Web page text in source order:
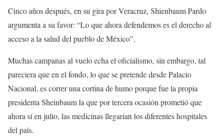
Cinco años después, en su gira por Veracruz, Shienbaum Pardo
argumenta a su favor: “Lo que ahora defendemos es el derecho al
acceso a la salud del pueblo de México”.
Muchas campanas al vuelo echa el oficialismo, sin embargo, tal
pareciera que en el fondo, lo que se pretende desde Palacio
Nacional, es correr una cortina de humo porque fue la propia
presidenta Sheinbaum la que por tercera ocasión prometió que
ahora sí en julio, las medicinas llegarían los diferentes hospitales
del país.